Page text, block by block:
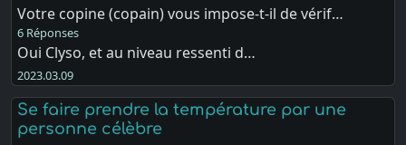
Votre copine (copain) vous impose-t-il de vérif…
6 Réponses
Oui Clyso, et au niveau ressenti d…
2023.03.09
Se faire prendre la température par une
personne célèbre